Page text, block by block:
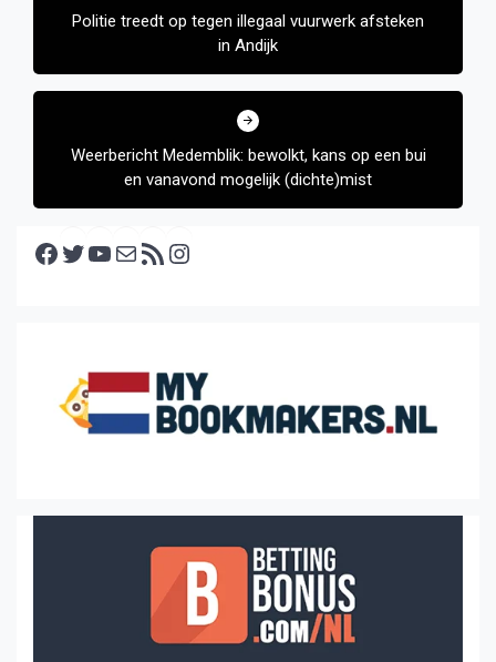
Politie treedt op tegen illegaal vuurwerk afsteken
in Andijk
Weerbericht Medemblik: bewolkt, kans op een bui
en vanavond mogelijk (dichte)mist
Facebook Twitter YouTube E-mail RSS feed